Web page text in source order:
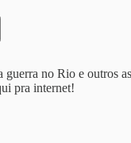
guerra no Rio e outros
pra internet!